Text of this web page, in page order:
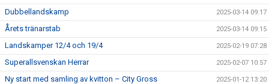
Dubbellandskamp 2025-03-14 09:17
Årets tränarstab 2025-03-14 09:15
Landskamper 12/4 och 19/4 2025-02-19 07:28
Superallsvenskan Herrar 2025-02-07 10:57
Ny start med samling av kvitton – City Gross 2025-01-12 13:20